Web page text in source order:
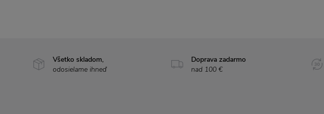
Všetko skladom,
odosielame ihneď
Doprava zadarmo
nad 100 €